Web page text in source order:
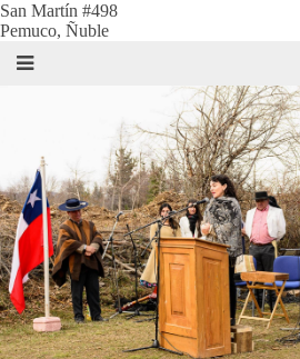
San Martín #498
Pemuco, Ñuble